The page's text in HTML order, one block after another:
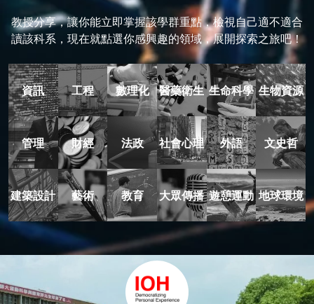
教授分享，讓你能立即掌握該學群重點，檢視自己適不適合
讀該科系，現在就點選你感興趣的領域，展開探索之旅吧！
資訊 工程 數理化 醫藥衛生 生命科學 生物資源
管理 財經 法政 社會心理 外語 文史哲
建築設計 藝術 教育 大眾傳播 遊憩運動 地球環境